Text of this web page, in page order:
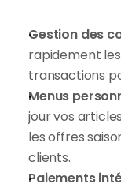
Gestion des
rapidement
transactions
Menus
jour vos
les offres
clients.
Paiements